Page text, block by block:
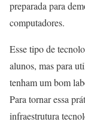
preparada para
computadores.
Esse tipo de
alunos, mas para
tenham um bom
Para tornar essa
infraestrutura